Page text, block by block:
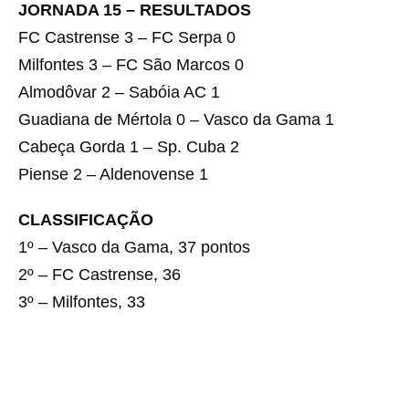
JORNADA 15 – RESULTADOS
FC Castrense 3 – FC Serpa 0
Milfontes 3 – FC São Marcos 0
Almodôvar 2 – Sabóia AC 1
Guadiana de Mértola 0 – Vasco da Gama 1
Cabeça Gorda 1 – Sp. Cuba 2
Piense 2 – Aldenovense 1
CLASSIFICAÇÃO
1º – Vasco da Gama, 37 pontos
2º – FC Castrense, 36
3º – Milfontes, 33